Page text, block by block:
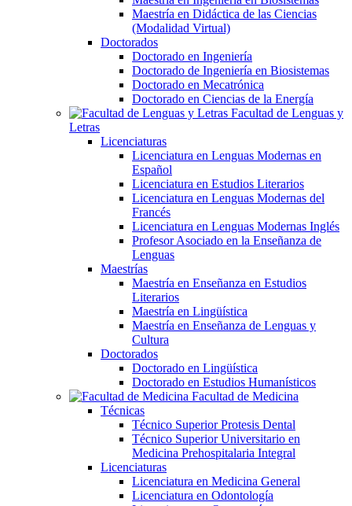
Maestría en Didáctica de las Ciencias
(Modalidad Virtual)
Doctorados
Doctorado en Ingeniería
Doctorado de Ingeniería en Biosistemas
Doctorado en Mecatrónica
Doctorado en Ciencias de la Energía
Facultad de Lenguas y
Letras
Licenciaturas
Licenciatura en Lenguas Modernas en
Español
Licenciatura en Estudios Literarios
Licenciatura en Lenguas Modernas del
Francés
Licenciatura en Lenguas Modernas Inglés
Profesor Asociado en la Enseñanza de
Lenguas
Maestrías
Maestría en Enseñanza en Estudios
Literarios
Maestría en Lingüística
Maestría en Enseñanza de Lenguas y
Cultura
Doctorados
Doctorado en Lingüística
Doctorado en Estudios Humanísticos
Facultad de Medicina
Técnicas
Técnico Superior Protesis Dental
Técnico Superior Universitario en
Medicina Prehospitalaria Integral
Licenciaturas
Licenciatura en Medicina General
Licenciatura en Odontología